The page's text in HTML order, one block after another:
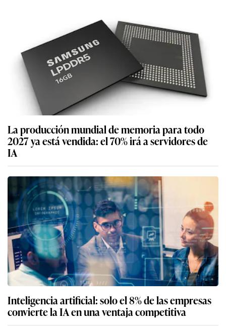
La producción mundial de memoria para todo
2027 ya está vendida: el 70% irá a servidores de
IA
Inteligencia artificial: solo el 8% de las empresas
convierte la IA en una ventaja competitiva